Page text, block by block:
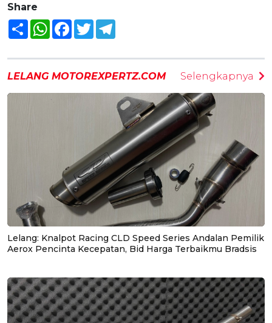
Share
Share WhatsAppFacebook
Twitter
LELANG MOTOREXPERTZ.COM Selengkapnya
Lelang: Knalpot Racing CLD Speed Series Andalan Pemilik
Aerox Pencinta Kecepatan, Bid Harga Terbaikmu Bradsis